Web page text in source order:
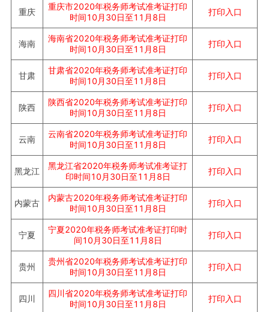
重庆
重庆市2020年税务师考试准考证打印
时间10月30日至11月8日
打印入口
海南
海南省2020年税务师考试准考证打印
时间10月30日至11月8日
打印入口
甘肃
甘肃省2020年税务师考试准考证打印
时间10月30日至11月8日
打印入口
陕西
陕西省2020年税务师考试准考证打印
时间10月30日至11月8日
打印入口
云南
云南省2020年税务师考试准考证打印
时间10月30日至11月8日
打印入口
黑龙江
黑龙江省2020年税务师考试准考证打
印时间10月30日至11月8日
打印入口
内蒙古
内蒙古2020年税务师考试准考证打印
时间10月30日至11月8日
打印入口
宁夏
宁夏2020年税务师考试准考证打印时
间10月30日至11月8日
打印入口
贵州
贵州省2020年税务师考试准考证打印
时间10月30日至11月8日
打印入口
四川
四川省2020年税务师考试准考证打印
时间10月30日至11月8日
打印入口